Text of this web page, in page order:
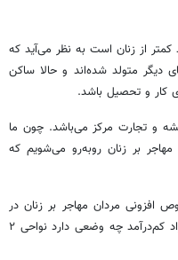
از زنان است به نظر می‌آید که
دیگر متولد شده‌اند و حالا ساکن
کار و تحصیل باشد.
و تجارت مرکز می‌باشد. چون ما
بر زنان روبه‌رو می‌شویم که
افزونی مردان مهاجر بر زنان در
ناحیه‌های مرفه‌نشین و ناحیه‌های سکونت افراد کم‌درآمد چه وضعی دارد نواحی ۲